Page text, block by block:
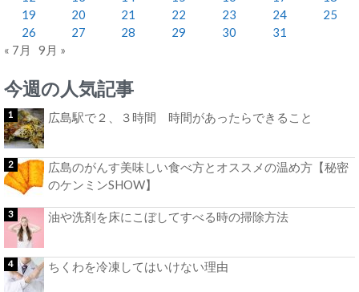
19
20 21 22 23 24
25
26
27 28 29 30
31
« 7月
9月 »
今週の人気記事
広島駅で２、３時間 時間があったらできること
広島のがんす美味しい食べ方とオススメの温め方【秘密
のケンミンSHOW】
油や洗剤を床にこぼしてすべる時の掃除方法
ちくわを冷凍してはいけない理由